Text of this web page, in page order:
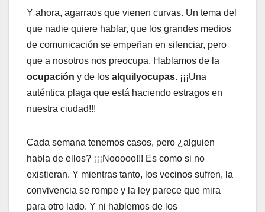
Y ahora, agarraos que vienen curvas. Un tema del
que nadie quiere hablar, que los grandes medios
de comunicación se empeñan en silenciar, pero
que a nosotros nos preocupa. Hablamos de la
ocupación y de los alquilyocupas. ¡¡¡Una
auténtica plaga que está haciendo estragos en
nuestra ciudad!!!
Cada semana tenemos casos, pero ¿alguien
habla de ellos? ¡¡¡Nooooo!!! Es como si no
existieran. Y mientras tanto, los vecinos sufren, la
convivencia se rompe y la ley parece que mira
para otro lado. Y ni hablemos de los